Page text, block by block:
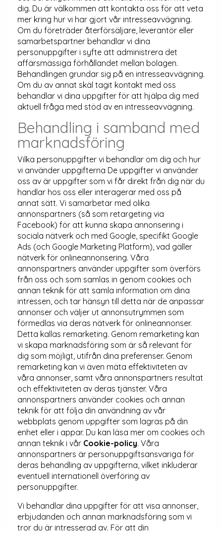
dig. Du är välkommen att kontakta oss för att veta
mer kring hur vi har gjort vår intresseavvägning.
Om du företräder återförsäljare, leverantör eller
samarbetspartner behandlar vi dina
personuppgifter i syfte att administrera det
affärsmässiga förhållandet mellan bolagen.
Behandlingen grundar sig på en intresseavvägning.
Om du av annat skäl tagit kontakt med oss
behandlar vi dina uppgifter för att hjälpa dig med
aktuell fråga med stöd av en intresseavvägning.
Behandling i samband med
marknadsföring
Vilka personuppgifter vi behandlar om dig och hur
vi använder uppgifterna De uppgifter vi använder
oss av är uppgifter som vi får direkt från dig när du
handlar hos oss eller interagerar med oss på
annat sätt. Vi samarbetar med olika
annonspartners (så som retargeting via
Facebook) för att kunna skapa annonsering i
sociala nätverk och med Google, specifikt Google
Ads (och Google Marketing Platform), vad gäller
nätverk för onlineannonsering. Våra
annonspartners använder uppgifter som överförs
från oss och som samlas in genom cookies och
annan teknik för att samla information om dina
intressen, och tar hänsyn till detta när de anpassar
annonser och väljer ut annonsutrymmen som
förmedlas via deras nätverk för onlineannonser.
Detta kallas remarketing. Genom remarketing kan
vi skapa marknadsföring som är så relevant för
dig som möjligt, utifrån dina preferenser. Genom
remarketing kan vi även mäta effektiviteten av
våra annonser, samt våra annonspartners resultat
och effektiviteten av deras tjänster. Våra
annonspartners använder cookies och annan
teknik för att följa din användning av vår
webbplats genom uppgifter som lagras på din
enhet eller i appar. Du kan läsa mer om cookies och
annan teknik i vår Cookie-policy. Våra
annonspartners är personuppgiftsansvariga för
deras behandling av uppgifterna, vilket inkluderar
eventuell internationell överföring av
personuppgifter.
Vi behandlar dina uppgifter för att visa annonser,
erbjudanden och annan marknadsföring som vi
tror du är intresserad av. För att din